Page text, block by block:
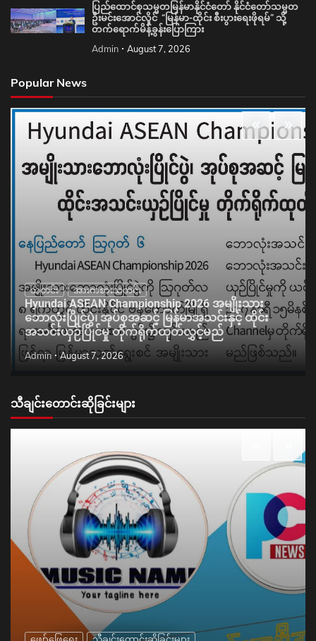
ပြည်ထောင်စုသမ္မတမြန်မာနိုင်ငံတော် နိုင်ငံတော်သမ္မတ
ဦးမင်းအောင်လှိုင် “မြန်မာ-ထိုင်း စီးပွားရေးဖိုရမ်” သို့
တက်ရောက်မိန့်ခွန်းပြောကြား
Admin August 7, 2026
Popular News
သတင်း အားကစားသတင်း
Hyundai ASEAN Championship 2026 အမျိုးသား
ဘောလုံးပြိုင်ပွဲ၊ အုပ်စုအဆင့် မြန်မာအသင်းနှင့် ထိုင်း
အသင်းယှဉ်ပြိုင်မှု တိုက်ရိုက်ထုတ်လွှင့်မည်
Admin August 7, 2026
သီချင်းတောင်းဆိုခြင်းများ